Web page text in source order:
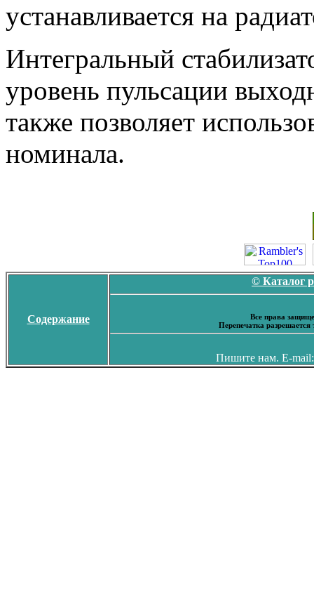
устанавливается на
Интегральный
уровень пульсации
также позволяет
номинала.
Содержание
© Каталог
Все права
Перепечатка
Пишите нам. E-